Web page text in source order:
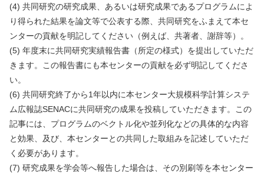
(4) 共同研究の研究成果、あるいは研究成果であるプログラムによ
り得られた結果を論文等で公表する際、共同研究をふまえて本セ
ンターの貢献を明記してください（例えば、共著者、謝辞等）。
(5) 年度末に共同研究実績報告書（所定の様式）を提出していただ
きます。この報告書にも本センターの貢献を必ず明記してくださ
い。
(6) 共同研究終了から1年以内に本センター大規模科学計算システ
ム広報誌SENACに共同研究の成果を投稿していただきます。この
記事には、プログラムのベクトル化や並列化などの具体的な内容
と効果、及び、本センターとの共同した取組みを記述していただ
く必要があります。
(7) 研究成果を学会等へ報告した場合は、その別刷等を本センター